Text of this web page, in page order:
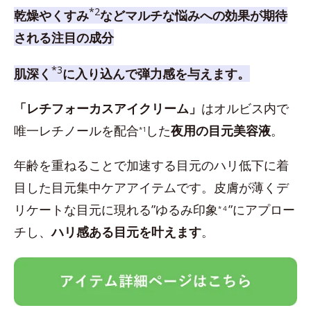
乾燥やくすみ*2などマルチな悩みへの効果が期待
される注目の成分
肌深く *3に入り込んで弾力感を与えます。
「レチフォーカスアイクリーム」 はオルビス内で
唯一レチノールを配合*1 した夜用の目元美容液。
年齢を重ねることで加速する目元のハリ低下に着
目した目元集中ケアアイテムです。皮膚が薄くデ
リケートな目元に現れる”ゆるみ印象*４”にアプロー
チし、ハリ感ある目元を叶えます。